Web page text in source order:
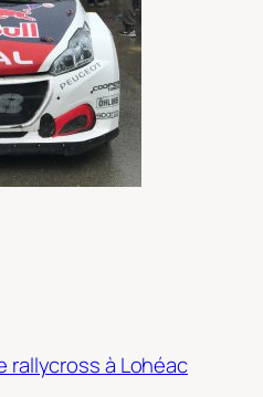
rallycross à Lohéac